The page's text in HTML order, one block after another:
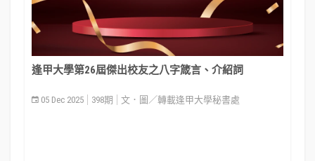
逢甲大學第26屆傑出校友之八字箴言、介紹詞
05 Dec 2025 398期 文．圖／轉載逢甲大學秘書處